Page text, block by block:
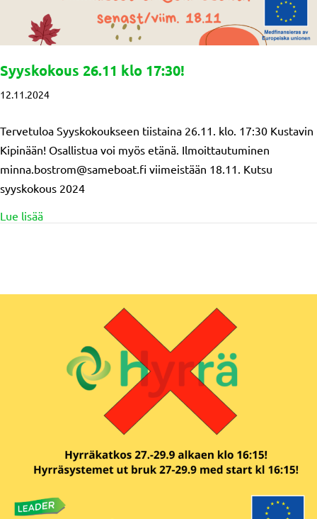
Syyskokous 26.11 klo 17:30!
12.11.2024
Tervetuloa Syyskokoukseen tiistaina 26.11. klo. 17:30 Kustavin
Kipinään! Osallistua voi myös etänä. Ilmoittautuminen
minna.bostrom@sameboat.fi viimeistään 18.11. Kutsu
syyskokous 2024
Lue lisääabout Syyskokous 26.11 klo 17:30!